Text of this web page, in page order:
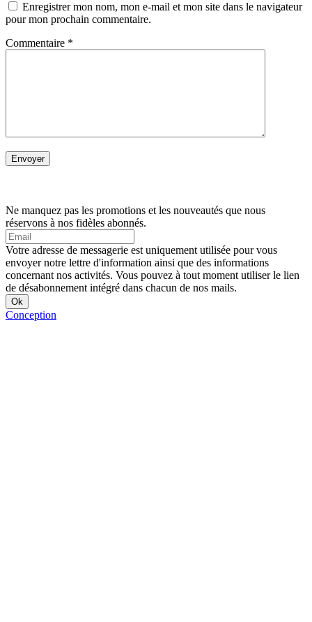
Enregistrer mon nom, mon e-mail et mon site dans le navigateur
pour mon prochain commentaire.
Commentaire *
Ne manquez pas les promotions et les nouveautés que nous
réservons à nos fidèles abonnés.
Votre adresse de messagerie est uniquement utilisée pour vous
envoyer notre lettre d'information ainsi que des informations
concernant nos activités. Vous pouvez à tout moment utiliser le lien
de désabonnement intégré dans chacun de nos mails.
Conception